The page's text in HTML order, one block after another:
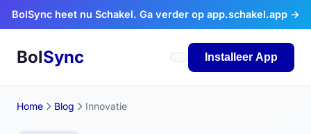
Ga naar inhoud
BolSync Installeer App
Home Blog Innovatie
BolSync heet nu Schakel. Ga verder op app.schakel.app →